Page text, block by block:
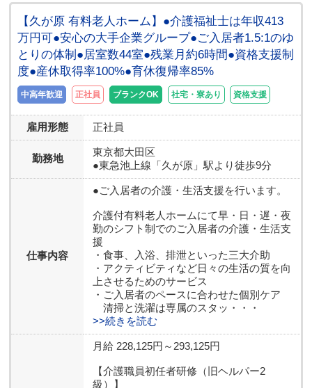
【久が原 有料老人ホーム】●介護福祉士は年収413
万円可●安心の大手企業グループ●ご入居者1.5:1のゆ
とりの体制●居室数44室●残業月約6時間●資格支援制
度●産休取得率100%●育休復帰率85%
中高年歓迎 正社員 ブランクOK 社宅・寮あり 資格支援
雇用形態 正社員
勤務地
東京都大田区
●東急池上線「久が原」駅より徒歩9分
仕事内容
●ご入居者の介護・生活支援を行います。
介護付有料老人ホームにて早・日・遅・夜
勤のシフト制でのご入居者の介護・生活支
援
・食事、入浴、排泄といった三大介助
・アクティビティなど日々の生活の質を向
上させるためのサービス
・ご入居者のペースに合わせた個別ケア
清掃と洗濯は専属のスタッ・・・
>>続きを読む
月給 228,125円～293,125円
【介護職員初任者研修（旧ヘルパー2
級）】